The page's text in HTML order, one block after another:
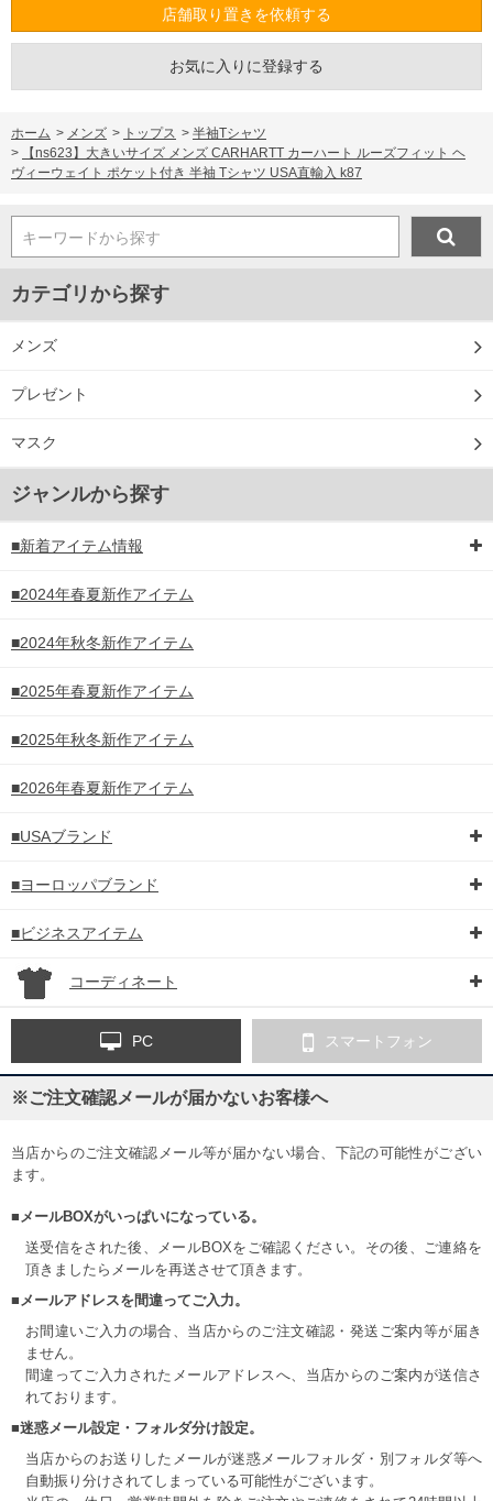
店舗取り置きを依頼する
お気に入りに登録する
ホーム > メンズ > トップス > 半袖Tシャツ
>
【ns623】大きいサイズ メンズ CARHARTT カーハート ルーズフィット ヘ
ヴィーウェイト ポケット付き 半袖 Tシャツ USA直輸入 k87
キーワードから探す
カテゴリから探す
メンズ
プレゼント
マスク
ジャンルから探す
■新着アイテム情報
■2024年春夏新作アイテム
■2024年秋冬新作アイテム
■2025年春夏新作アイテム
■2025年秋冬新作アイテム
■2026年春夏新作アイテム
■USAブランド
■ヨーロッパブランド
■ビジネスアイテム
コーディネート
PC スマートフォン
※ご注文確認メールが届かないお客様へ
当店からのご注文確認メール等が届かない場合、下記の可能性がござい
ます。
■メールBOXがいっぱいになっている。
送受信をされた後、メールBOXをご確認ください。その後、ご連絡を
頂きましたらメールを再送させて頂きます。
■メールアドレスを間違ってご入力。
お間違いご入力の場合、当店からのご注文確認・発送ご案内等が届き
ません。
間違ってご入力されたメールアドレスへ、当店からのご案内が送信さ
れております。
■迷惑メール設定・フォルダ分け設定。
当店からのお送りしたメールが迷惑メールフォルダ・別フォルダ等へ
自動振り分けされてしまっている可能性がございます。